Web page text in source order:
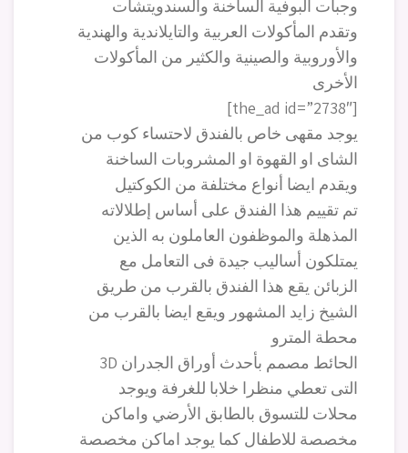
وجبات البوفية الساخنة والسندويتشات
وتقدم المأكولات العربية والتايلاندية والهندية
والأوروبية والصينية والكثير من المأكولات
الأخرى
[the_ad id=”2738″]
يوجد مقهى خاص بالفندق لاحتساء كوب من
الشاى او القهوة او المشروبات الساخنة
ويقدم ايضا أنواع مختلفة من الكوكتيل
تم تقييم هذا الفندق على أساس إطلالاته
المذهلة والموظفون العاملون به الذين
يمتلكون أساليب جيدة فى التعامل مع
الزبائن يقع هذا الفندق بالقرب من طريق
الشيخ زايد المشهور ويقع ايضا بالقرب من
محطة المترو
الحائط مصمم بأحدث أوراق الجدران 3D
التى تعطي منظرا خلابا للغرفة ويوجد
محلات للتسوق بالطابق الأرضي واماكن
مخصصة للاطفال كما يوجد اماكن مخصصة